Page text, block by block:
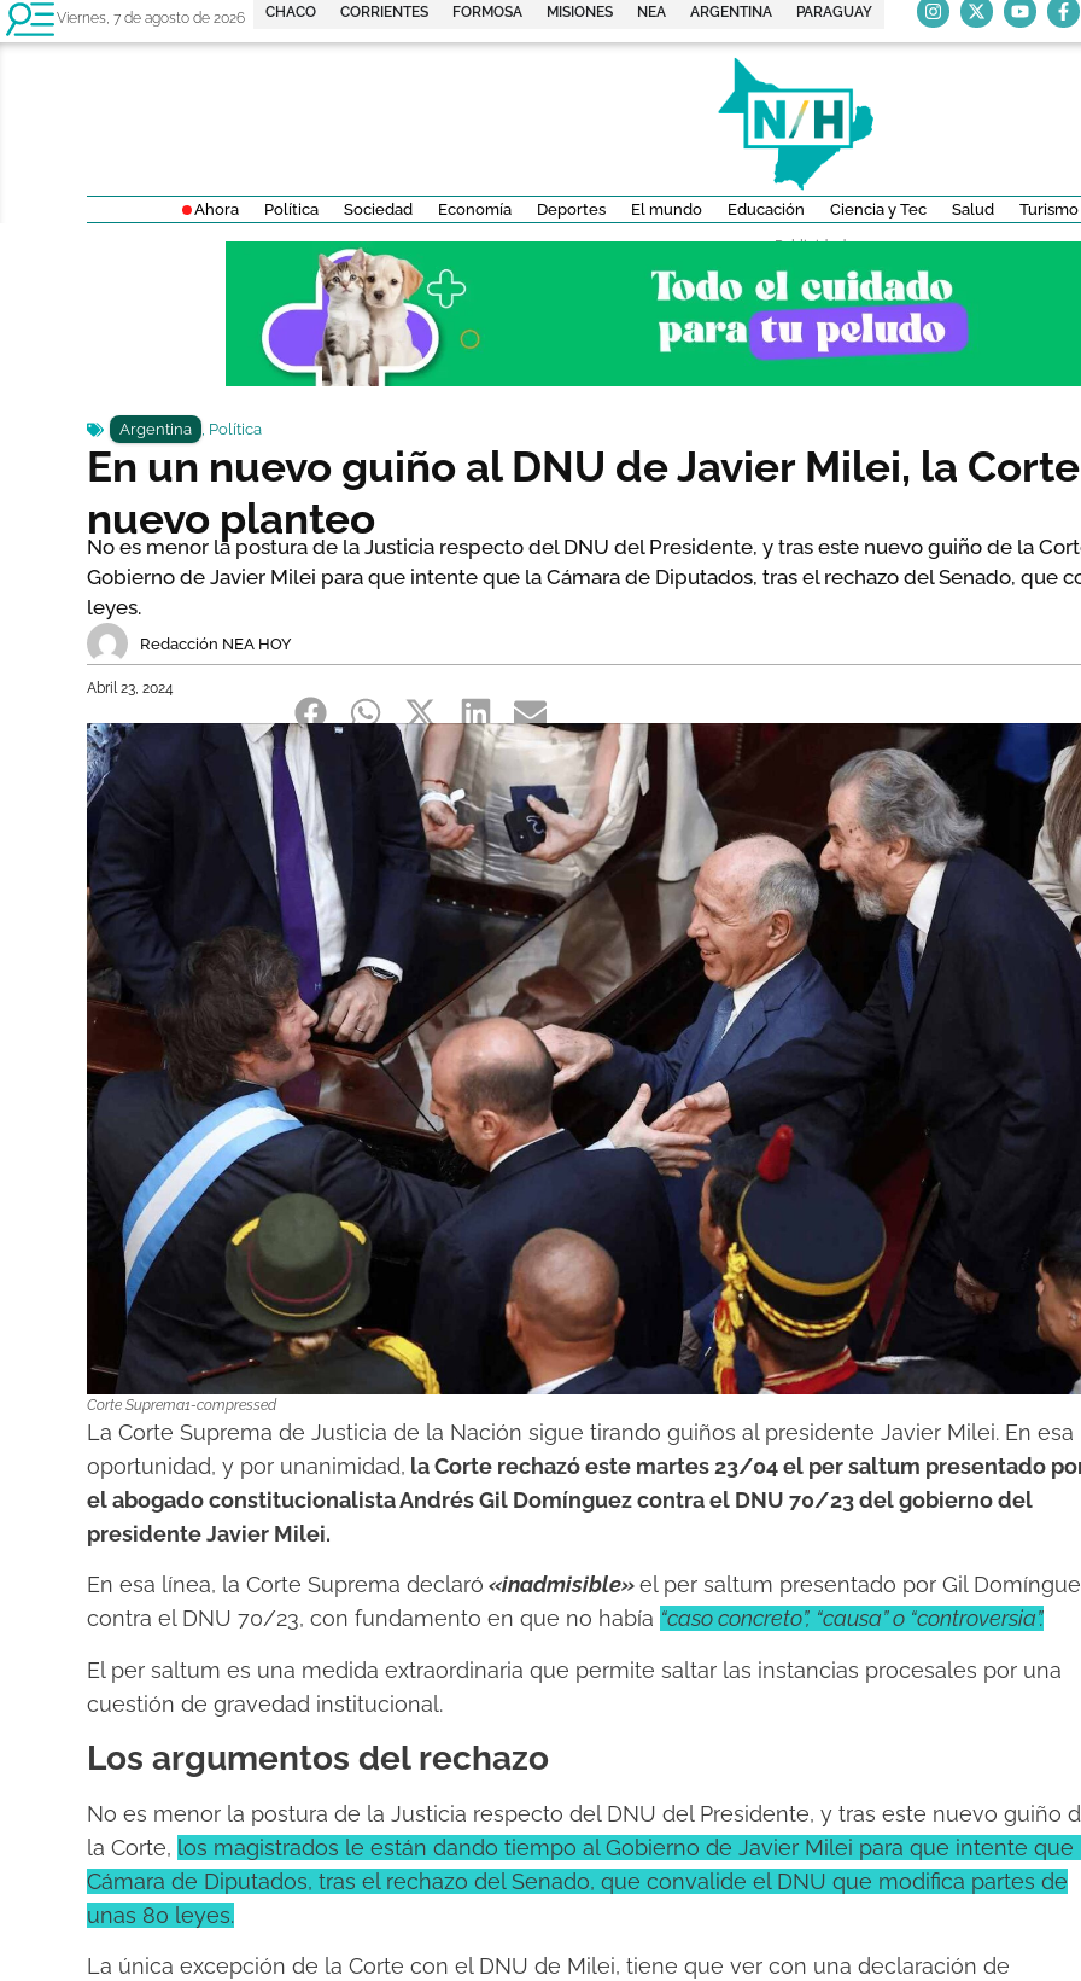
Viernes, 7 de agosto de 2026 CHACO CORRIENTES FORMOSA MISIONES NEA ARGENTINA PARAGUAY
Ahora Política Sociedad Economía Deportes El mundo Educación Ciencia y Tec Salud Turismo
- Publicidad -
Argentina , Política
En un nuevo guiño al DNU de Javier Milei, la
nuevo planteo
No es menor la postura de la Justicia respecto del DNU del Presidente, y tras este nuevo guiño de la
Gobierno de Javier Milei para que intente que la Cámara de Diputados, tras el rechazo del Senado, que
leyes.
Redacción NEA HOY
Abril 23, 2024
Corte Suprema1-compressed
La Corte Suprema de Justicia de la Nación sigue tirando guiños al presidente Javier Milei. En esa
oportunidad, y por unanimidad, la Corte rechazó este martes 23/04 el per saltum presentado
el abogado constitucionalista Andrés Gil Domínguez contra el DNU 70/23 del gobierno del
presidente Javier Milei.
En esa línea, la Corte Suprema declaró «inadmisible»el per saltum presentado por Gil
contra el DNU 70/23, con fundamento en que no había “caso concreto”, “causa” o “controversia”.
El per saltum es una medida extraordinaria que permite saltar las instancias procesales por una
cuestión de gravedad institucional.
Los argumentos del rechazo
No es menor la postura de la Justicia respecto del DNU del Presidente, y tras este nuevo guiño
la Corte, los magistrados le están dando tiempo al Gobierno de Javier Milei para que intente que
Cámara de Diputados, tras el rechazo del Senado, que convalide el DNU que modifica partes de
unas 80 leyes.
La única excepción de la Corte con el DNU de Milei, tiene que ver con una declaración de